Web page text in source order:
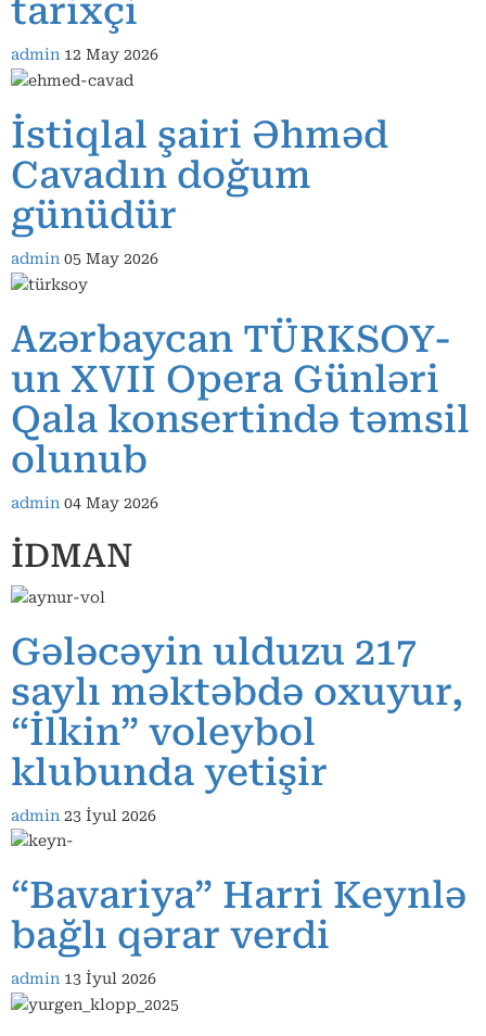
tarixçi
admin 12 May 2026
İstiqlal şairi Əhməd
Cavadın doğum
günüdür
admin 05 May 2026
Azərbaycan TÜRKSOY-
un XVII Opera Günləri
Qala konsertində təmsil
olunub
admin 04 May 2026
İDMAN
Gələcəyin ulduzu 217
saylı məktəbdə oxuyur,
“İlkin” voleybol
klubunda yetişir
admin 23 İyul 2026
“Bavariya” Harri Keynlə
bağlı qərar verdi
admin 13 İyul 2026